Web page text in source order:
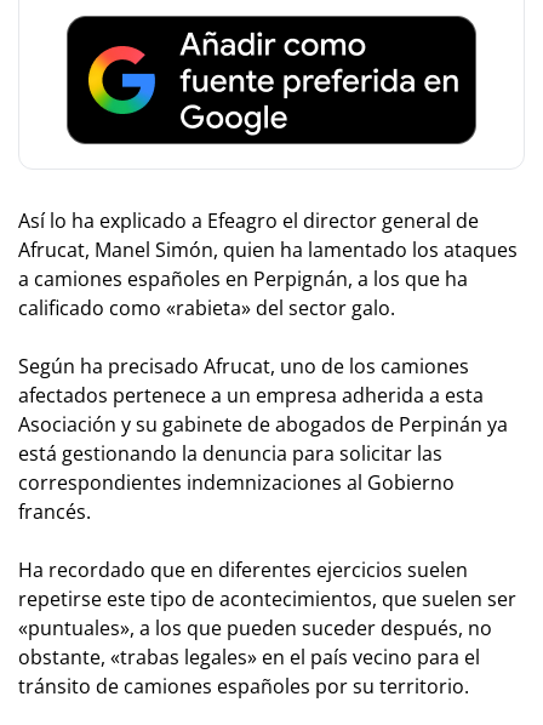
Así lo ha explicado a Efeagro el director general de
Afrucat, Manel Simón, quien ha lamentado los ataques
a camiones españoles en Perpignán, a los que ha
calificado como «rabieta» del sector galo.
Según ha precisado Afrucat, uno de los camiones
afectados pertenece a un empresa adherida a esta
Asociación y su gabinete de abogados de Perpinán ya
está gestionando la denuncia para solicitar las
correspondientes indemnizaciones al Gobierno
francés.
Ha recordado que en diferentes ejercicios suelen
repetirse este tipo de acontecimientos, que suelen ser
«puntuales», a los que pueden suceder después, no
obstante, «trabas legales» en el país vecino para el
tránsito de camiones españoles por su territorio.